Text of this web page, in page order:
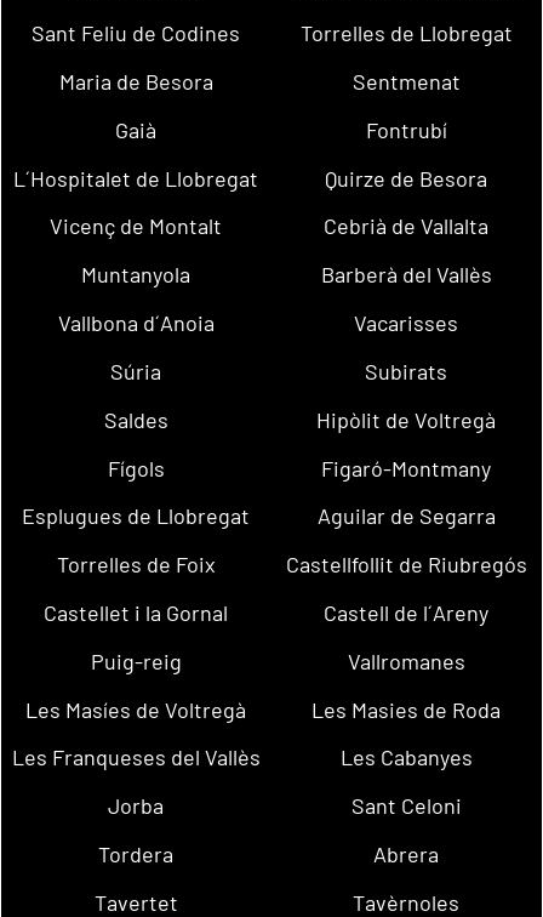
Sant Feliu de Codines
Torrelles de Llobregat
Maria de Besora
Sentmenat
Gaià
Fontrubí
L´Hospitalet de Llobregat
Quirze de Besora
Vicenç de Montalt
Cebrià de Vallalta
Muntanyola
Barberà del Vallès
Vallbona d´Anoia
Vacarisses
Súria
Subirats
Saldes
Hipòlit de Voltregà
Fígols
Figaró-Montmany
Esplugues de Llobregat
Aguilar de Segarra
Torrelles de Foix
Castellfollit de Riubregós
Castellet i la Gornal
Castell de l´Areny
Puig-reig
Vallromanes
Les Masíes de Voltregà
Les Masies de Roda
Les Franqueses del Vallès
Les Cabanyes
Jorba
Sant Celoni
Tordera
Abrera
Tavertet
Tavèrnoles